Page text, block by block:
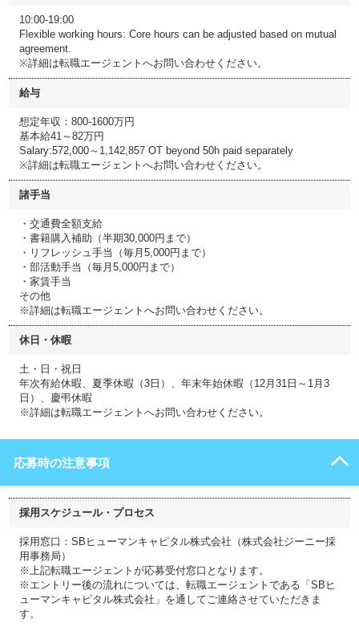
10:00-19:00
Flexible working hours: Core hours can be adjusted based on mutual
agreement.
※詳細は転職エージェントへお問い合わせください。
給与
想定年収：800-1600万円
基本給41～82万円
Salary:572,000～1,142,857 OT beyond 50h paid separately
※詳細は転職エージェントへお問い合わせください。
諸手当
・交通費全額支給
・書籍購入補助（半期30,000円まで）
・リフレッシュ手当（毎月5,000円まで）
・部活動手当（毎月5,000円まで）
・家賃手当
その他
※詳細は転職エージェントへお問い合わせください。
休日・休暇
土・日・祝日
年次有給休暇、夏季休暇（3日）、年末年始休暇（12月31日～1月3
日）、慶弔休暇
※詳細は転職エージェントへお問い合わせください。
応募時の注意事項
採用スケジュール・プロセス
採用窓口：SBヒューマンキャピタル株式会社（株式会社ジーニー採
用事務局）
※上記転職エージェントが応募受付窓口となります。
※エントリー後の流れについては、転職エージェントである「SBヒ
ューマンキャピタル株式会社」を通してご連絡させていただきま
す。